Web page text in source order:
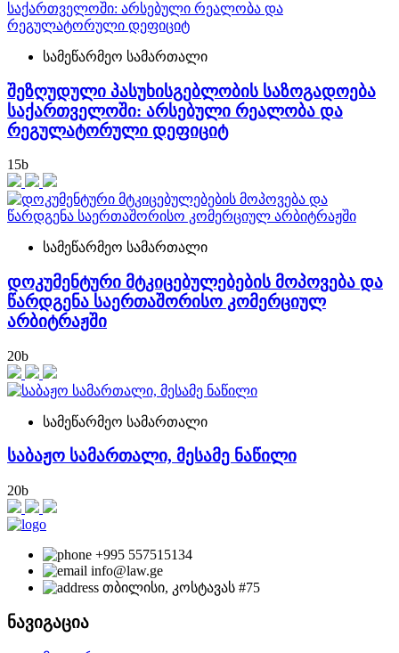
სამეწარმეო სამართალი
შეზღუდული პასუხისგებლობის საზოგადოება
საქართველოში: არსებული რეალობა და
რეგულატორული დეფიციტ
15b
სამეწარმეო სამართალი
დოკუმენტური მტკიცებულებების მოპოვება და
წარდგენა საერთაშორისო კომერციულ
არბიტრაჟში
20b
სამეწარმეო სამართალი
საბაჟო სამართალი, მესამე ნაწილი
20b
+995 557515134
info@law.ge
თბილისი, კოსტავას #75
ნავიგაცია